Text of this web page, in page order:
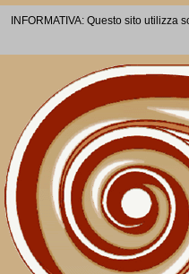
INFORMATIVA: Questo sito